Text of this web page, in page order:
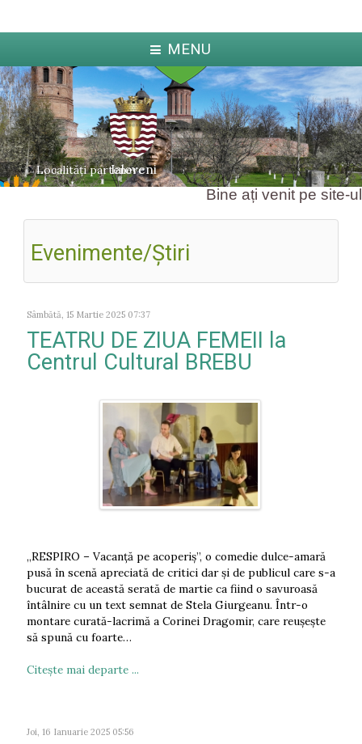
MENU
Localități partenere
Ialoveni
Bine ați venit pe site-ul
Evenimente/Ştiri
Sâmbătă, 15 Martie 2025 07:37
TEATRU DE ZIUA FEMEII la
Centrul Cultural BREBU
„RESPIRO – Vacanță pe acoperiș”, o comedie dulce-amară
pusă în scenă apreciată de critici dar și de publicul care s-a
bucurat de această serată de martie ca fiind o savuroasă
întâlnire cu un text semnat de Stela Giurgeanu. Într-o
montare curată-lacrimă a Corinei Dragomir, care reușește
să spună cu foarte…
Citeşte mai departe ...
Joi, 16 Ianuarie 2025 05:56